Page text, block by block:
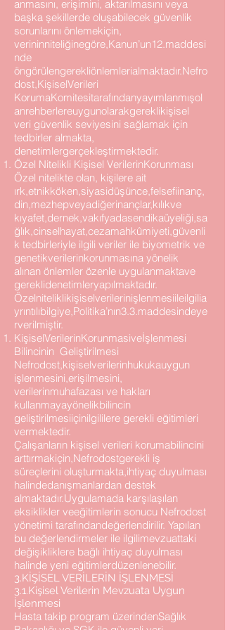
anmasını, erişimini, aktarılmasını veya
başka şekillerde oluşabilecek güvenlik
sorunlarını önlemekiçin,
verininniteliğinegöre,Kanun’un12.maddesi
nde
öngörülengerekliönlemlerialmaktadır.Nefro
dost,KişiselVerileri
KorumaKomitesitarafındanyayımlanmışol
anrehberlereuygunolarakgereklikişisel
veri güvenlik seviyesini sağlamak için
tedbirler almakta,
denetimlergerçekleştirmektedir.
Özel Nitelikli Kişisel VerilerinKorunması
Özel nitelikte olan, kişilere ait
ırk,etnikköken,siyasidüşünce,felsefiinanç,
din,mezhepveyadiğerinançlar,kılıkve
kıyafet,dernek,vakıfyadasendikaüyeliği,sa
ğlık,cinselhayat,cezamahkûmiyeti,güvenli
k tedbirleriyle ilgili veriler ile biyometrik ve
genetikverilerinkorunmasına yönelik
alınan önlemler özenle uygulanmaktave
gereklidenetimleryapılmaktadır.
Özelniteliklikişiselverilerinişlenmesiileilgilia
yrıntılıbilgiye,Politika’nın3.3.maddesindeye
rverilmiştir.
KişiselVerilerinKorunmasiveİşlenmesi
Bilincinin Geliştirilmesi
Nefrodost,kişiselverilerinhukukauygun
işlenmesini,erişilmesini,
verilerinmuhafazası ve hakları
kullanmayayönelikbilincin
geliştirilmesiiçinilgililere gerekli eğitimleri
vermektedir.
Çalışanların kişisel verileri korumabilincini
arttırmakiçin,Nefrodostgerekli iş
süreçlerini oluşturmakta,ihtiyaç duyulması
halindedanışmanlardan destek
almaktadır.Uygulamada karşılaşılan
eksiklikler veeğitimlerin sonucu Nefrodost
yönetimi tarafındandeğerlendirilir. Yapılan
bu değerlendirmeler ile ilgilimevzuattaki
değişikliklere bağlı ihtiyaç duyulması
halinde yeni eğitimlerdüzenlenebilir.
3.KİŞİSEL VERİLERİN İŞLENMESİ
3.1.Kişisel Verilerin Mevzuata Uygun
İşlenmesi
Hasta takip program üzerindenSağlık